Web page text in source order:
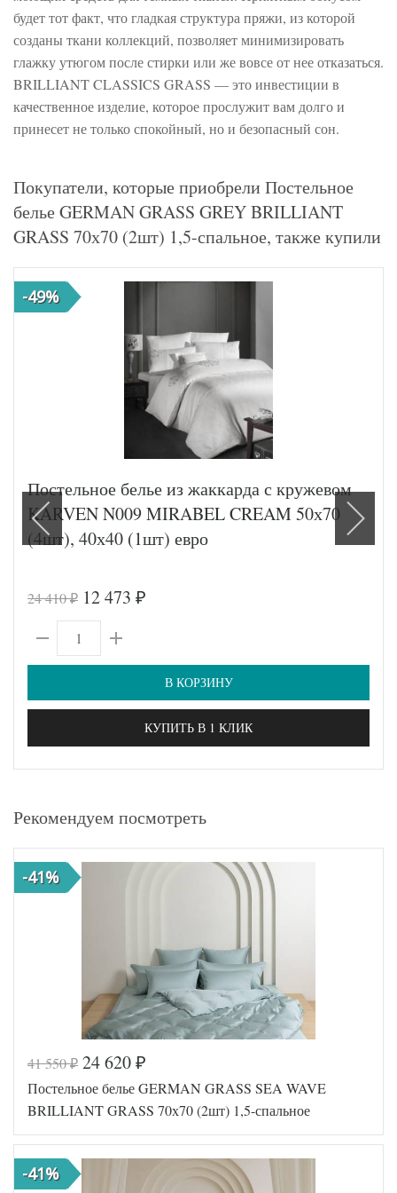
будет тот факт, что гладкая структура пряжи, из которой
созданы ткани коллекций, позволяет минимизировать
глажку утюгом после стирки или же вовсе от нее отказаться.
BRILLIANT CLASSICS GRASS — это инвестиции в
качественное изделие, которое прослужит вам долго и
принесет не только спокойный, но и безопасный сон.
Покупатели, которые приобрели Постельное
белье GERMAN GRASS GREY BRILLIANT
GRASS 70х70 (2шт) 1,5-спальное, также купили
-49%
Постельное белье из жаккарда с кружевом
KARVEN N009 MIRABEL CREAM 50х70
(4шт), 40х40 (1шт) евро
24 410₽ 12 473 ₽
В КОРЗИНУ
КУПИТЬ В 1 КЛИК
Рекомендуем посмотреть
-41%
41 550₽ 24 620 ₽
Постельное белье GERMAN GRASS SEA WAVE
BRILLIANT GRASS 70х70 (2шт) 1,5-спальное
-41%